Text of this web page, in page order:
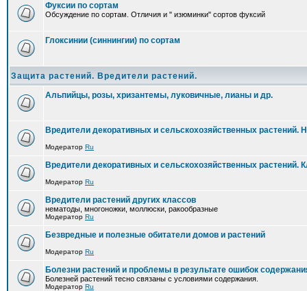
Фуксии по сортам
Обсуждение по сортам. Отличия и " изюминки" сортов фуксий
Глоксинии (синнингии) по сортам
Защита растений. Вредители растений.
Альпийцы, розы, хризантемы, луковичные, лианы и др.
Вредители декоративных и сельскохозяйственных растений.
Модератор Ru
Вредители декоративных и сельскохозяйственных растений.
Модератор Ru
Вредители растений других классов
нематоды, многоножки, моллюски, ракообразные
Модератор Ru
Безвредные и полезные обитатели домов и растений
Модератор Ru
Болезни растений и проблемы в результате ошибок
Болезней растений тесно связаны с условиями содержания.
Модератор Ru